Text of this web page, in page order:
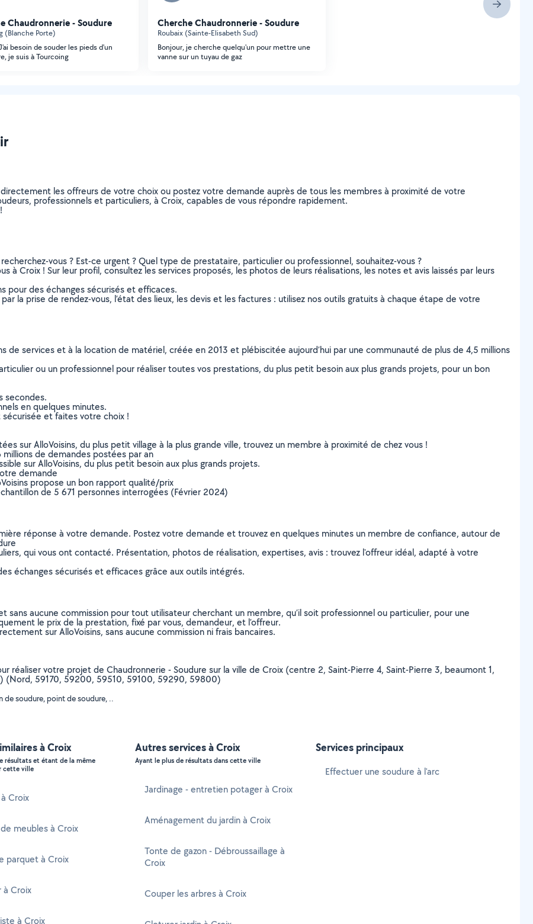
Chaudronnerie - Soudure
(Blanche Porte)
besoin de souder les pieds d'un
je suis à Tourcoing
Cherche Chaudronnerie - Soudure
Roubaix (Sainte-Elisabeth Sud)
Bonjour, je cherche quelqu'un pour mettre une
vanne sur un tuyau de gaz
les offreurs de votre choix ou postez votre demande auprès de tous les membres à proximité de votre
professionnels et particuliers, à Croix, capables de vous répondre rapidement.
vous ? Est-ce urgent ? Quel type de prestataire, particulier ou professionnel, souhaitez-vous ?
à Croix ! Sur leur profil, consultez les services proposés, les photos de leurs réalisations, les notes et avis laissés par leurs
pour des échanges sécurisés et efficaces.
la prise de rendez-vous, l’état des lieux, les devis et les factures : utilisez nos outils gratuits à chaque étape de votre
de services et à la location de matériel, créée en 2013 et plébiscitée aujourd’hui par une communauté de plus de 4,5 millions
ou un professionnel pour réaliser toutes vos prestations, du plus petit besoin aux plus grands projets, pour un bon
secondes.
en quelques minutes.
sécurisée et faites votre choix !
sur AlloVoisins, du plus petit village à la plus grande ville, trouvez un membre à proximité de chez vous !
de demandes postées par an
sur AlloVoisins, du plus petit besoin aux plus grands projets.
demande
propose un bon rapport qualité/prix
de 5 671 personnes interrogées (Février 2024)
réponse à votre demande. Postez votre demande et trouvez en quelques minutes un membre de confiance, autour de
qui vous ont contacté. Présentation, photos de réalisation, expertises, avis : trouvez l'offreur idéal, adapté à votre
échanges sécurisés et efficaces grâce aux outils intégrés.
aucune commission pour tout utilisateur cherchant un membre, qu’il soit professionnel ou particulier, pour une
le prix de la prestation, fixé par vous, demandeur, et l’offreur.
sur AlloVoisins, sans aucune commission ni frais bancaires.
réaliser votre projet de Chaudronnerie - Soudure sur la ville de Croix (centre 2, Saint-Pierre 4, Saint-Pierre 3, beaumont 1,
(Nord, 59170, 59200, 59510, 59100, 59290, 59800)
de soudure, point de soudure, ..
à Croix
résultats et étant de la même
cette ville
Croix
meubles à Croix
parquet à Croix
à Croix
à Croix
Autres services à Croix
Ayant le plus de résultats dans cette ville
Jardinage - entretien potager à Croix
Aménagement du jardin à Croix
Tonte de gazon - Débroussaillage à
Croix
Couper les arbres à Croix
Services principaux
Effectuer une soudure à l'arc